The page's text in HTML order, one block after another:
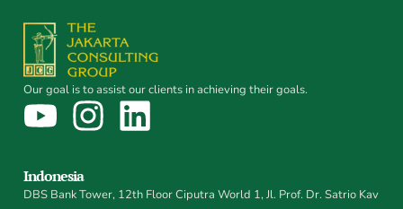
Our goal is to assist our clients in achieving their goals.
Indonesia
DBS Bank Tower, 12th Floor Ciputra World 1, Jl. Prof. Dr. Satrio Kav